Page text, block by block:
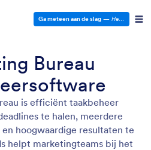
Ga meteen aan de slag — Het is gratis!
Bureau
is efficiënt taakbeheer
te halen, meerdere
hoogwaardige resultaten te
helpt marketingteams bij het